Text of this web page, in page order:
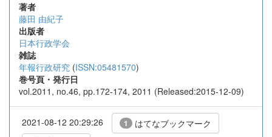
著者
藤田 由紀子
出版者
日本行政学会
雑誌
年報行政研究 (ISSN:05481570)
巻号頁・発行日
vol.2011, no.46, pp.172-174, 2011 (Released:2015-12-09)
2021-08-12 20:29:26 1 はてなブックマーク